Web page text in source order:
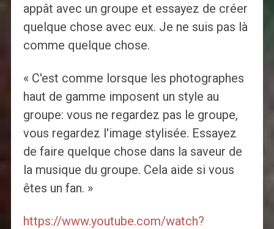
appât avec un groupe et essayez de créer
quelque chose avec eux. Je ne suis pas là
comme quelque chose.
« C'est comme lorsque les photographes
haut de gamme imposent un style au
groupe: vous ne regardez pas le groupe,
vous regardez l'image stylisée. Essayez
de faire quelque chose dans la saveur de
la musique du groupe. Cela aide si vous
êtes un fan. »
https://www.youtube.com/watch?